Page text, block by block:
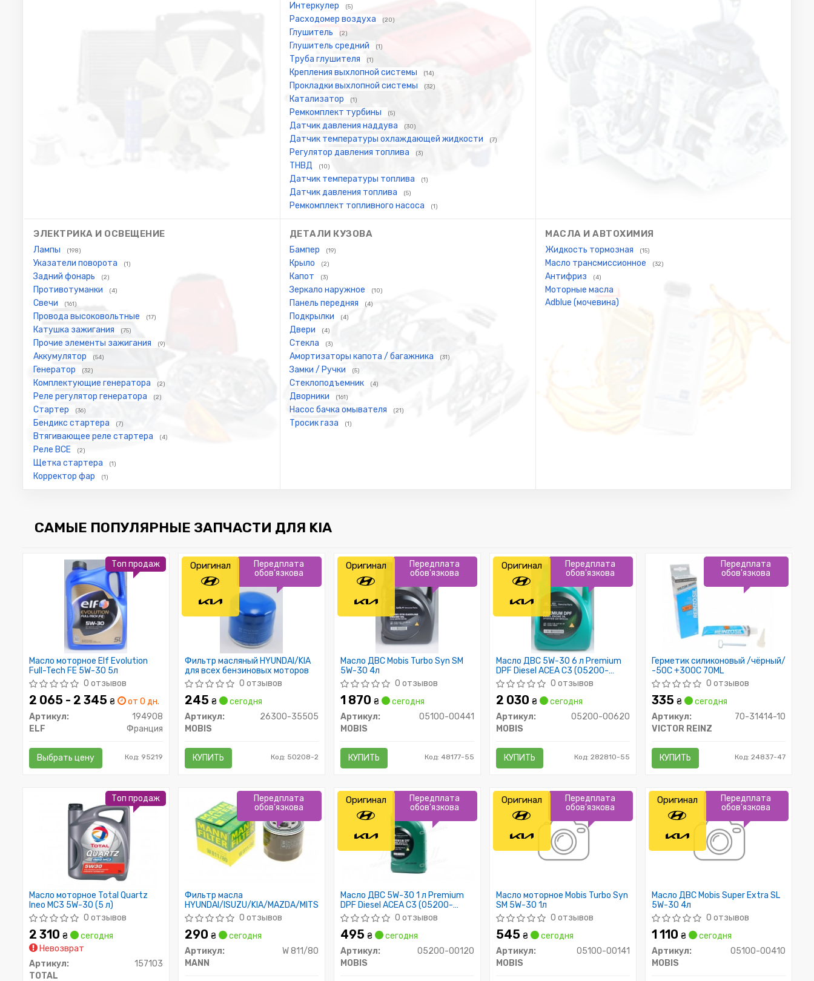
Интеркулер (5)
Расходомер воздуха (20)
Глушитель (2)
Глушитель средний (1)
Труба глушителя (1)
Крепления выхлопной системы (14)
Прокладки выхлопной системы (32)
Катализатор (1)
Ремкомплект турбины (5)
Датчик давления наддува (30)
Датчик температуры охлаждающей жидкости (7)
Регулятор давления топлива (3)
ТНВД (10)
Датчик температуры топлива (1)
Датчик давления топлива (5)
Ремкомплект топливного насоса (1)
ЭЛЕКТРИКА И ОСВЕЩЕНИЕ
Лампы (198)
Указатели поворота (1)
Задний фонарь (2)
Противотуманки (4)
Свечи (161)
Провода высоковольтные (17)
Катушка зажигания (75)
Прочие элементы зажигания (9)
Аккумулятор (54)
Генератор (32)
Комплектующие генератора (2)
Реле регулятор генератора (2)
Стартер (36)
Бендикс стартера (7)
Втягивающее реле стартера (4)
Реле ВСЕ (2)
Щетка стартера (1)
Корректор фар (1)
ДЕТАЛИ КУЗОВА
Бампер (19)
Крыло (2)
Капот (3)
Зеркало наружное (10)
Панель передняя (4)
Подкрылки (4)
Двери (4)
Стекла (3)
Амортизаторы капота / багажника (31)
Замки / Ручки (5)
Стеклоподъемник (4)
Дворники (161)
Насос бачка омывателя (21)
Тросик газа (1)
МАСЛА И АВТОХИМИЯ
Жидкость тормозная (15)
Масло трансмиссионное (32)
Антифриз (4)
Моторные масла
Adblue (мочевина)
САМЫЕ ПОПУЛЯРНЫЕ ЗАПЧАСТИ ДЛЯ KIA
Масло моторное Elf Evolution
Full-Tech FE 5W-30 5л
0 отзывов
2 065 - 2 345 ₴
от 0 дн.
Артикул:
194908
ELF
Франция
Выбрать цену Код: 95219
Топ продаж
Фильтр масляный HYUNDAI/KIA
для всех бензиновых моторов
0 отзывов
245 ₴
сегодня
Артикул:
26300-35505
MOBIS
КУПИТЬ Код: 50208-2
Передплата
обов'язкова
Оригинал
Масло ДВС Mobis Turbo Syn SM
5W-30 4л
0 отзывов
1 870 ₴
сегодня
Артикул:
05100-00441
MOBIS
КУПИТЬ Код: 48177-55
Передплата
обов'язкова
Оригинал
Масло ДВС 5W-30 6 л Premium
DPF Diesel ACEA C3 (05200-
00620) Mobis 0 отзывов
2 030 ₴
сегодня
Артикул:
05200-00620
MOBIS
КУПИТЬ Код: 282810-55
Передплата
обов'язкова
Оригинал
Герметик силиконовый /чёрный/
-50C +300C 70ML
0 отзывов
335 ₴
сегодня
Артикул:
70-31414-10
VICTOR REINZ
КУПИТЬ Код: 24837-47
Передплата
обов'язкова
Масло моторное Total Quartz
Ineo MC3 5W-30 (5 л)
0 отзывов
2 310 ₴
сегодня
Невозврат
Артикул:
157103
TOTAL
Топ продаж
Фильтр масла
HYUNDAI/ISUZU/KIA/MAZDA/MITSUBISHI
0 отзывов
290 ₴
сегодня
Артикул:
W 811/80
MANN
Передплата
обов'язкова
Масло ДВС 5W-30 1 л Premium
DPF Diesel ACEA C3 (05200-
00120) Mobis 0 отзывов
495 ₴
сегодня
Артикул:
05200-00120
MOBIS
Передплата
обов'язкова
Оригинал
Масло моторное Mobis Turbo Syn
SM 5W-30 1л
0 отзывов
545 ₴
сегодня
Артикул:
05100-00141
MOBIS
Передплата
обов'язкова
Оригинал
Масло ДВС Mobis Super Extra SL
5W-30 4л
0 отзывов
1 110 ₴
сегодня
Артикул:
05100-00410
MOBIS
Передплата
обов'язкова
Оригинал